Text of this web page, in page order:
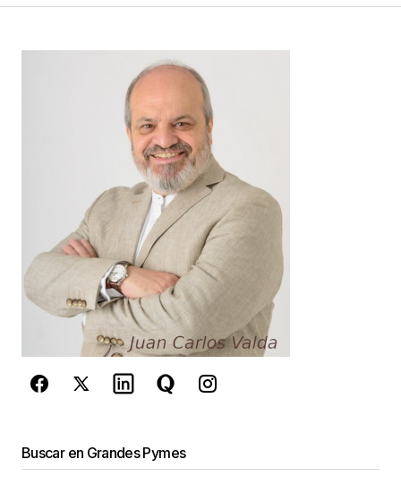
*
Guarda mi nombre, correo electrónico y web en
este navegador para la próxima vez que
comente.
Este sitio esta protegido por
reCAPTCHA y la Política de
privacidad y los Términos del servicio
de Googlese aplican.
Buscar en Grandes Pymes